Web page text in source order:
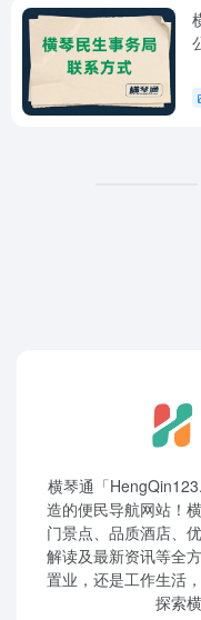
横琴通「
造的便民导航网站！
门景点、品质酒店、
解读及最新资讯等全
置业，还是工作生活
探索